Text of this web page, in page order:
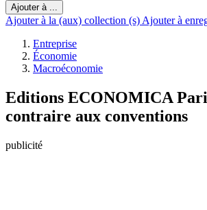
Ajouter à ...
Ajouter à la (aux) collection (s) Ajouter à
Entreprise
Économie
Macroéconomie
Editions ECONOMICA
contraire aux conventions
publicité